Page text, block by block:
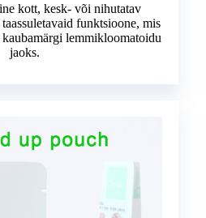
kott, kesk- või nihutatav
funktsioone, mis
lemmikloomatoidu
jaoks.